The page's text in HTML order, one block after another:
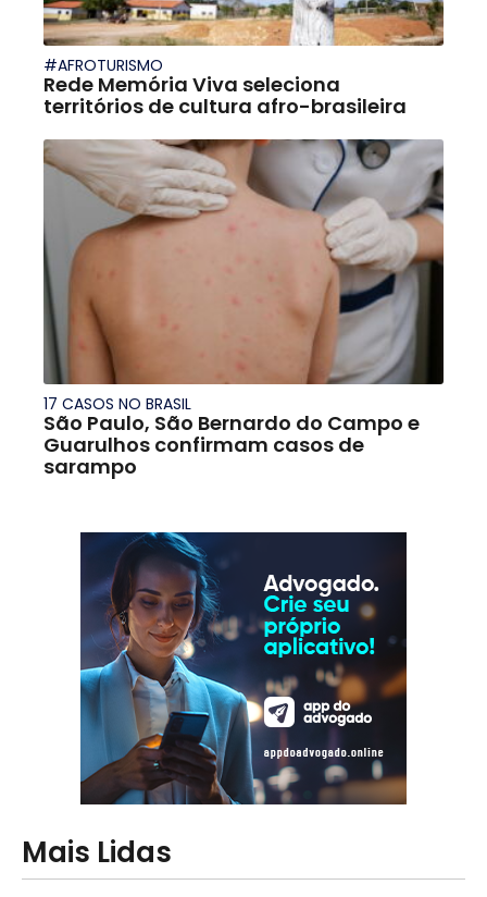
#AFROTURISMO
Rede Memória Viva seleciona
territórios de cultura afro-brasileira
17 CASOS NO BRASIL
São Paulo, São Bernardo do Campo e
Guarulhos confirmam casos de
sarampo
Mais Lidas